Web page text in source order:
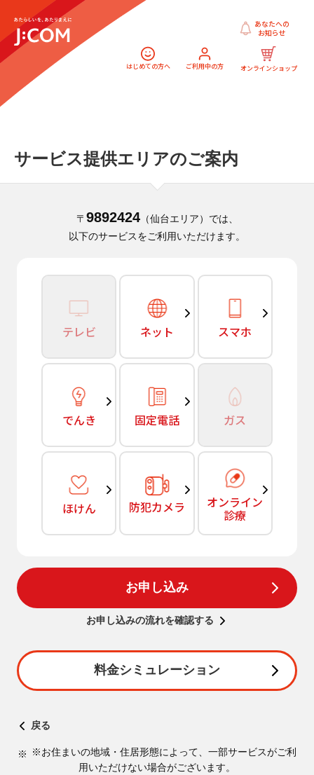
はじめての方へ ご利用中の方 オンラインショップ
あなたへの
お知らせ
サービス提供エリアのご案内
〒 9892424（仙台エリア）では、
以下のサービスをご利用いただけます。
テレビ ネット スマホ
でんき 固定電話 ガス
ほけん 防犯カメラ オンライン
診療
お申し込み
お申し込みの流れを確認する
料金シミュレーション
戻る
※お住まいの地域・住居形態によって、一部サービスがご利
用いただけない場合がございます。